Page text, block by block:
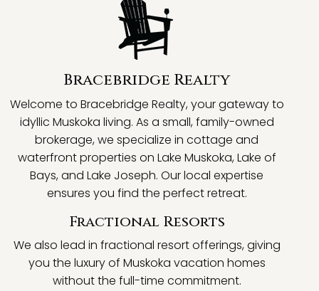
Bracebridge Realty
Welcome to Bracebridge Realty, your gateway to
idyllic Muskoka living. As a small, family-owned
brokerage, we specialize in cottage and
waterfront properties on Lake Muskoka, Lake of
Bays, and Lake Joseph. Our local expertise
ensures you find the perfect retreat.
Fractional Resorts
We also lead in fractional resort offerings, giving
you the luxury of Muskoka vacation homes
without the full-time commitment.